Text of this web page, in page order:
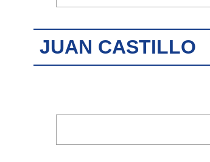
JUAN CASTILLO